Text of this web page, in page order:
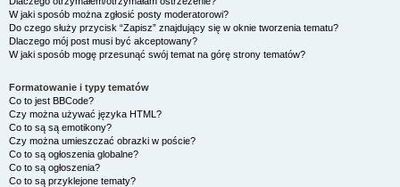
W jaki sposób można zgłosić posty moderatorowi?
Do czego służy przycisk “Zapisz” znajdujący się w oknie tworzenia tematu?
Dlaczego mój post musi być akceptowany?
W jaki sposób mogę przesunąć swój temat na górę strony tematów?
Formatowanie i typy tematów
Co to jest BBCode?
Czy można używać języka HTML?
Co to są są emotikony?
Czy można umieszczać obrazki w poście?
Co to są ogłoszenia globalne?
Co to są ogłoszenia?
Co to są przyklejone tematy?